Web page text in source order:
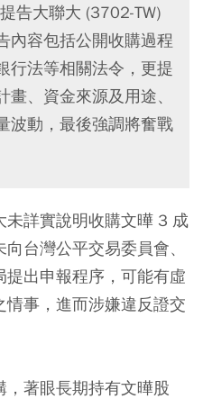
告大聯大 (3702-TW)
內容包括公開收購過程
行法等相關法令，更提
、資金來源及用途、
波動，最後強調將奮戰
詳實說明收購文曄 3 成
台灣公平交易委員會、
出申報程序，可能有虛
事，進而涉嫌違反證交
著眼長期持有文曄股